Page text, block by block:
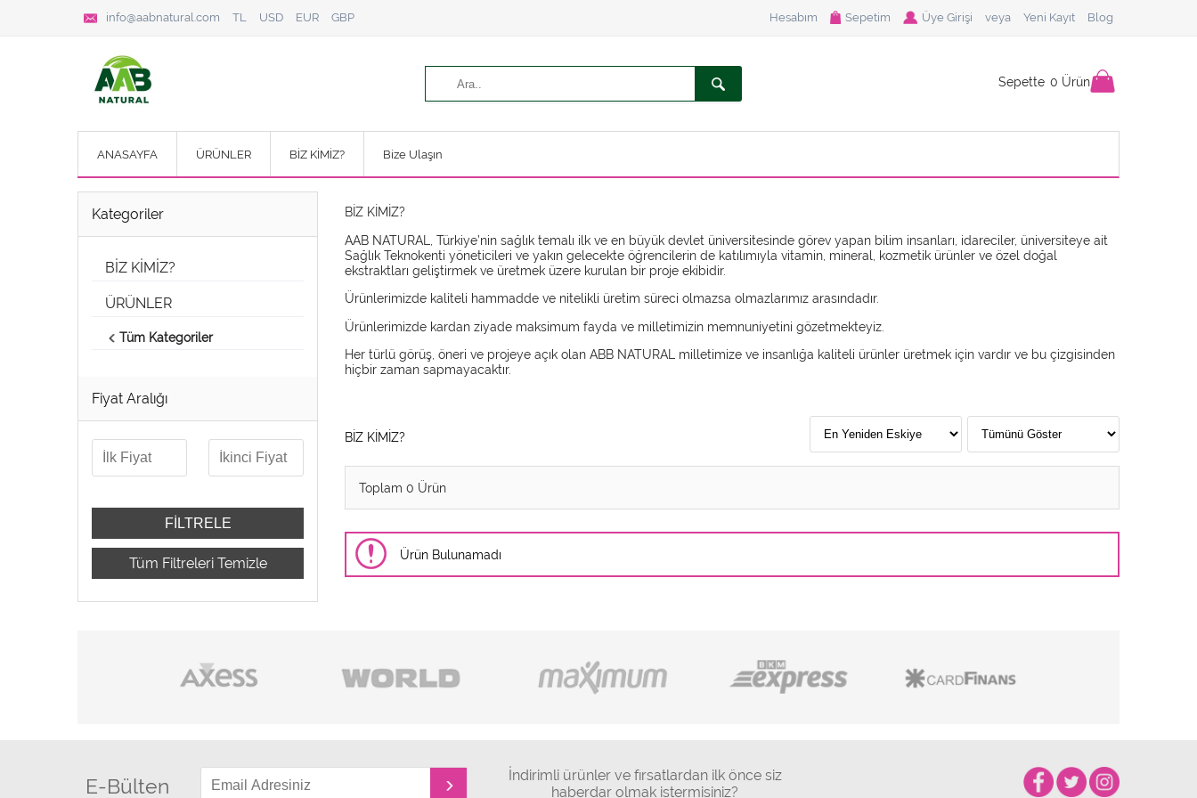
Blog
Yeni Kayıt
veya
Üye Girişi
Sepetim
Hesabım
info@aabnatural.com TL USD EUR GBP
Sepette 0 Ürün
ANASAYFA ÜRÜNLER BİZ KİMİZ? Bize Ulaşın
Kategoriler
BİZ KİMİZ?
ÜRÜNLER
Tüm Kategoriler
Fiyat Aralığı
Tüm Filtreleri Temizle
BİZ KİMİZ?
AAB NATURAL, Türkiye’nin sağlık temalı ilk ve en büyük devlet üniversitesinde görev yapan bilim insanları, idareciler, üniversiteye ait
Sağlık Teknokenti yöneticileri ve yakın gelecekte öğrencilerin de katılımıyla vitamin, mineral, kozmetik ürünler ve özel doğal
ekstraktları geliştirmek ve üretmek üzere kurulan bir proje ekibidir.
Ürünlerimizde kaliteli hammadde ve nitelikli üretim süreci olmazsa olmazlarımız arasındadır.
Ürünlerimizde kardan ziyade maksimum fayda ve milletimizin memnuniyetini gözetmekteyiz.
Her türlü görüş, öneri ve projeye açık olan ABB NATURAL milletimize ve insanlığa kaliteli ürünler üretmek için vardır ve bu çizgisinden
hiçbir zaman sapmayacaktır.
BİZ KİMİZ?
Toplam 0 Ürün
Ürün Bulunamadı
E-Bülten
İndirimli ürünler ve fırsatlardan ilk önce siz
haberdar olmak istermisiniz?